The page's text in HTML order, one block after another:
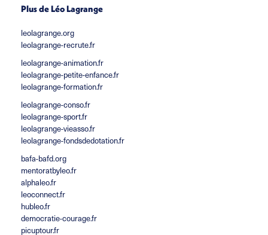
Plus de Léo Lagrange
leolagrange.org
leolagrange-recrute.fr
leolagrange-animation.fr
leolagrange-petite-enfance.fr
leolagrange-formation.fr
leolagrange-conso.fr
leolagrange-sport.fr
leolagrange-vieasso.fr
leolagrange-fondsdedotation.fr
bafa-bafd.org
mentoratbyleo.fr
alphaleo.fr
leoconnect.fr
hubleo.fr
democratie-courage.fr
picuptour.fr